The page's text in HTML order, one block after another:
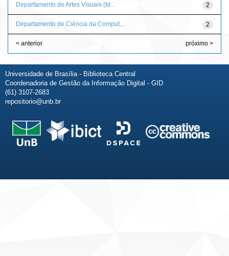
2
Departamento de Artes Visuais (Id...
2
Departamento de Ciência da Comput...
< anterior próximo >
Universidade de Brasília - Biblioteca Central
Coordenadoria de Gestão da Informação Digital - GID
(61) 3107-2683
repositorio@unb.br